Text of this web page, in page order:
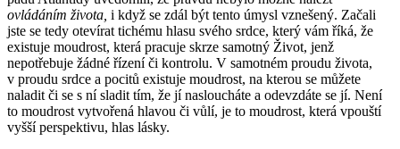
ovládáním života, i když se zdál být tento úmysl vznešený. Začali
jste se tedy otevírat tichému hlasu svého srdce, který vám říká, že
existuje moudrost, která pracuje skrze samotný Život, jenž
nepotřebuje žádné řízení či kontrolu. V samotném proudu života,
v proudu srdce a pocitů existuje moudrost, na kterou se můžete
naladit či se s ní sladit tím, že jí nasloucháte a odevzdáte se jí. Není
to moudrost vytvořená hlavou či vůlí, je to moudrost, která vpouští
vyšší perspektivu, hlas lásky.